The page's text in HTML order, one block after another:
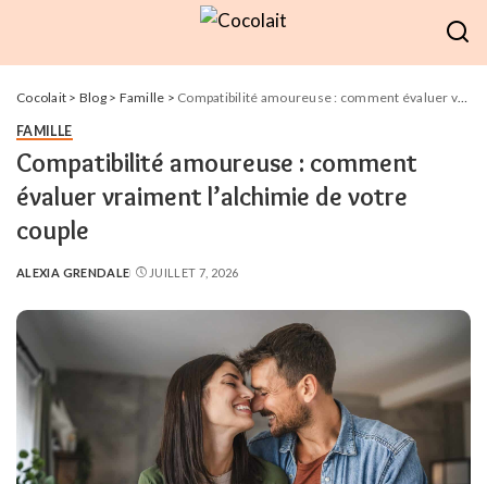
Cocolait > Blog> Famille > Compatibilité amoureuse : comment évaluer vraiment l’alchimie de votre couple
FAMILLE
Compatibilité amoureuse : comment
évaluer vraiment l’alchimie de votre
couple
POSTED
ALEXIA GRENDALE JUILLET 7, 2026